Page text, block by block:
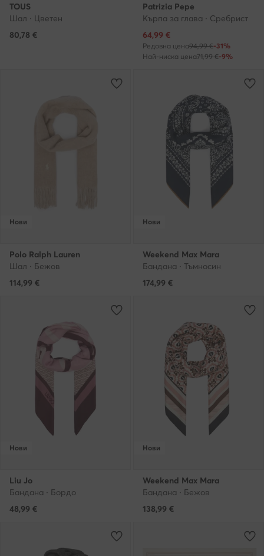
TOUS
Шал · Цветен
80,78 €
Patrizia Pepe
Кърпа за глава · Сребрист
Актуална цена
64,99 €
Редовна цена94,99 €-31%
Най-ниска цена71,99 €-9%
Нови
Polo Ralph Lauren
Шал · Бежов
114,99 €
Нови
Weekend Max Mara
Бандана · Тъмносин
174,99 €
Нови
Liu Jo
Бандана · Бордо
48,99 €
Нови
Weekend Max Mara
Бандана · Бежов
138,99 €